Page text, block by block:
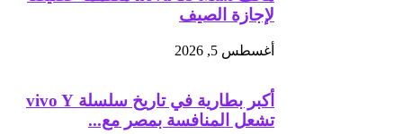
لإجازة الصيف
أغسطس 5, 2026
أكبر بطارية في تاريخ سلسلة vivo Y
تشعل المنافسة بمصر مع...